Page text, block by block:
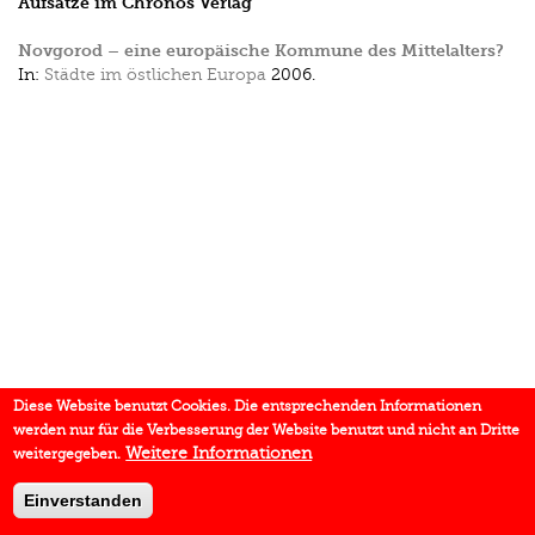
Novgorod – eine europäische Kommune des Mittelalters?
In: Städte im östlichen Europa 2006.
Diese Website benutzt Cookies. Die entsprechenden Informationen
werden nur für die Verbesserung der Website benutzt und nicht an Dritte
weitergegeben. Weitere Informationen
Einverstanden